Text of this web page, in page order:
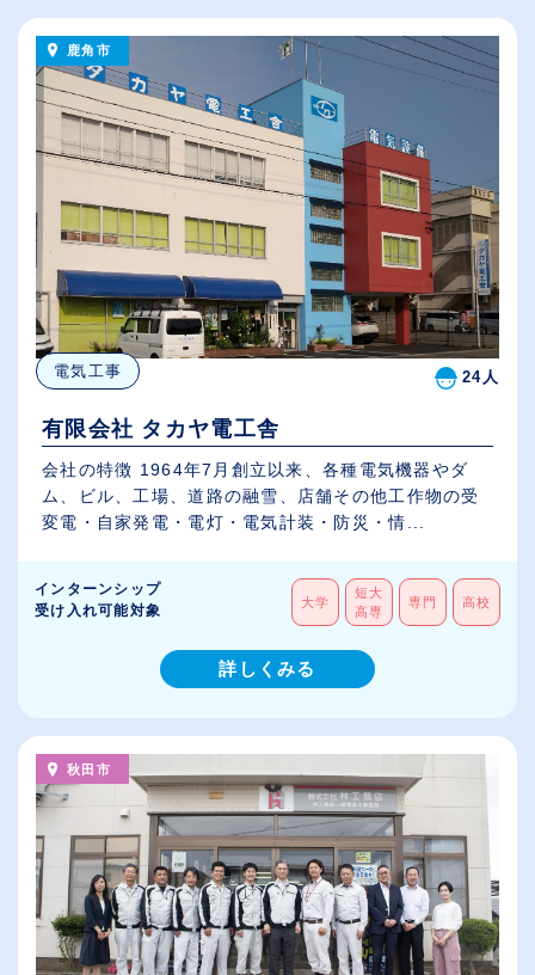
鹿角市
電気工事 24人
有限会社 タカヤ電工舎
会社の特徴 1964年7月創立以来、各種電気機器やダ
ム、ビル、工場、道路の融雪、店舗その他工作物の受
変電・自家発電・電灯・電気計装・防災・情...
インターンシップ
受け入れ可能対象
大学
短大
高専
専門 高校
詳しくみる
秋田市